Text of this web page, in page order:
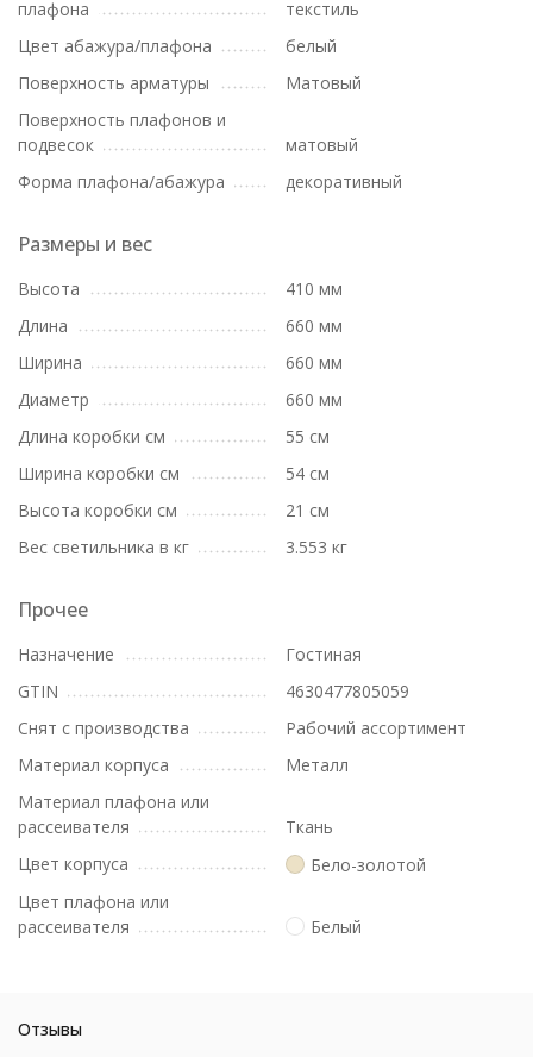
плафона
текстиль
Цвет абажура/плафона
белый
Поверхность арматуры
Матовый
Поверхность плафонов и
подвесок
матовый
Форма плафона/абажура
декоративный
Размеры и вес
Высота
410 мм
Длина
660 мм
Ширина
660 мм
Диаметр
660 мм
Длина коробки см
55 см
Ширина коробки см
54 см
Высота коробки см
21 см
Вес светильника в кг
3.553 кг
Прочее
Назначение
Гостиная
GTIN
4630477805059
Снят с производства
Рабочий ассортимент
Материал корпуса
Металл
Материал плафона или
рассеивателя
Ткань
Цвет корпуса
Бело-золотой
Цвет плафона или
рассеивателя
Белый
Отзывы